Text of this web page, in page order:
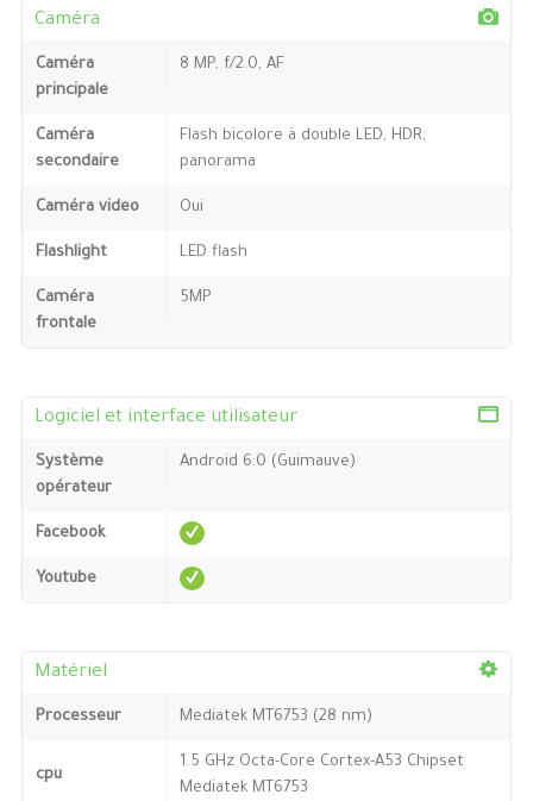
Caméra
Caméra
principale
8 MP, f/2.0, AF
Caméra
secondaire
Flash bicolore à double LED, HDR,
panorama
Caméra video Oui
Flashlight LED flash
Caméra
frontale
5MP
Logiciel et interface utilisateur
Système
opérateur
Android 6.0 (Guimauve)
Facebook
Youtube
Matériel
Processeur Mediatek MT6753 (28 nm)
cpu
1.5 GHz Octa-Core Cortex-A53 Chipset
Mediatek MT6753